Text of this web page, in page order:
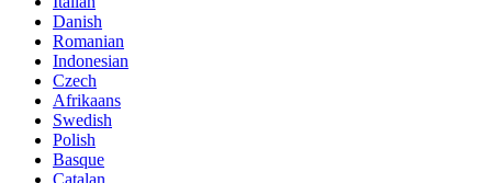
Danish
Romanian
Indonesian
Czech
Afrikaans
Swedish
Polish
Basque
Catalan